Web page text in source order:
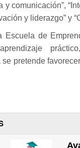
y comunicación”,
y liderazgo” y
Escuela de
pretende